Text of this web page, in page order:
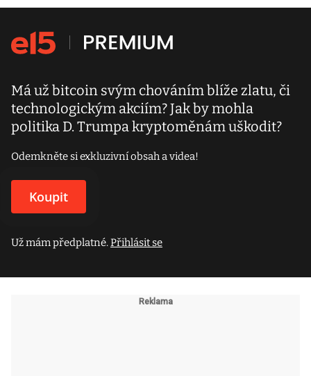
Má už bitcoin svým chováním blíže zlatu, či
technologickým akciím? Jak by mohla
politika D. Trumpa kryptoměnám uškodit?
Odemkněte si exkluzivní obsah a videa!
Koupit
Už mám předplatné.Přihlásit se